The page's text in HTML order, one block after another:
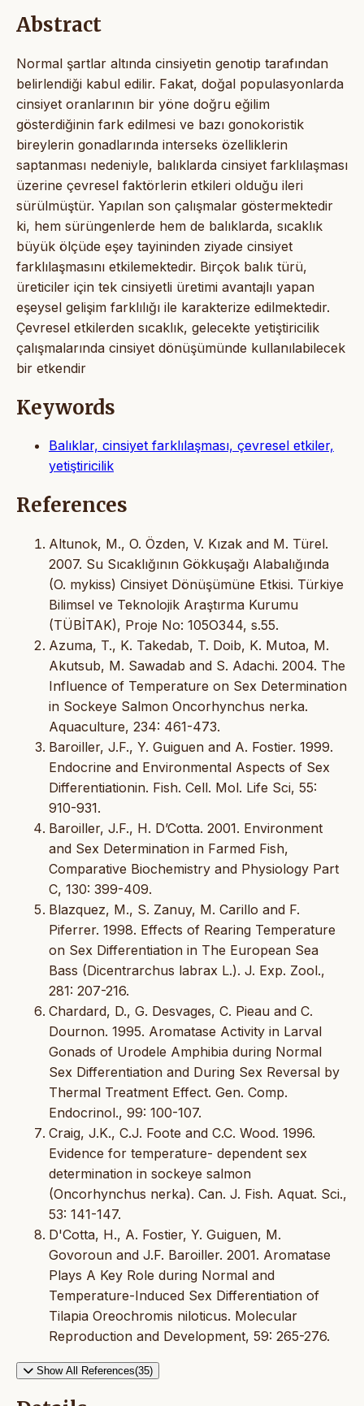
Abstract
Normal şartlar altında cinsiyetin genotip tarafından
belirlendiği kabul edilir. Fakat, doğal populasyonlarda
cinsiyet oranlarının bir yöne doğru eğilim
gösterdiğinin fark edilmesi ve bazı gonokoristik
bireylerin gonadlarında interseks özelliklerin
saptanması nedeniyle, balıklarda cinsiyet farklılaşması
üzerine çevresel faktörlerin etkileri olduğu ileri
sürülmüştür. Yapılan son çalışmalar göstermektedir
ki, hem sürüngenlerde hem de balıklarda, sıcaklık
büyük ölçüde eşey tayininden ziyade cinsiyet
farklılaşmasını etkilemektedir. Birçok balık türü,
üreticiler için tek cinsiyetli üretimi avantajlı yapan
eşeysel gelişim farklılığı ile karakterize edilmektedir.
Çevresel etkilerden sıcaklık, gelecekte yetiştiricilik
çalışmalarında cinsiyet dönüşümünde kullanılabilecek
bir etkendir
Keywords
Balıklar, cinsiyet farklılaşması, çevresel etkiler,
yetiştiricilik
References
Altunok, M., O. Özden, V. Kızak and M. Türel.
2007. Su Sıcaklığının Gökkuşağı Alabalığında
(O. mykiss) Cinsiyet Dönüşümüne Etkisi. Türkiye
Bilimsel ve Teknolojik Araştırma Kurumu
(TÜBİTAK), Proje No: 105O344, s.55.
Azuma, T., K. Takedab, T. Doib, K. Mutoa, M.
Akutsub, M. Sawadab and S. Adachi. 2004. The
Influence of Temperature on Sex Determination
in Sockeye Salmon Oncorhynchus nerka.
Aquaculture, 234: 461-473.
Baroiller, J.F., Y. Guiguen and A. Fostier. 1999.
Endocrine and Environmental Aspects of Sex
Differentiationin. Fish. Cell. Mol. Life Sci, 55:
910-931.
Baroiller, J.F., H. D’Cotta. 2001. Environment
and Sex Determination in Farmed Fish,
Comparative Biochemistry and Physiology Part
C, 130: 399-409.
Blazquez, M., S. Zanuy, M. Carillo and F.
Piferrer. 1998. Effects of Rearing Temperature
on Sex Differentiation in The European Sea
Bass (Dicentrarchus labrax L.). J. Exp. Zool.,
281: 207-216.
Chardard, D., G. Desvages, C. Pieau and C.
Dournon. 1995. Aromatase Activity in Larval
Gonads of Urodele Amphibia during Normal
Sex Differentiation and During Sex Reversal by
Thermal Treatment Effect. Gen. Comp.
Endocrinol., 99: 100-107.
Craig, J.K., C.J. Foote and C.C. Wood. 1996.
Evidence for temperature- dependent sex
determination in sockeye salmon
(Oncorhynchus nerka). Can. J. Fish. Aquat. Sci.,
53: 141-147.
D'Cotta, H., A. Fostier, Y. Guiguen, M.
Govoroun and J.F. Baroiller. 2001. Aromatase
Plays A Key Role during Normal and
Temperature-Induced Sex Differentiation of
Tilapia Oreochromis niloticus. Molecular
Reproduction and Development, 59: 265-276.
Show All References(35)